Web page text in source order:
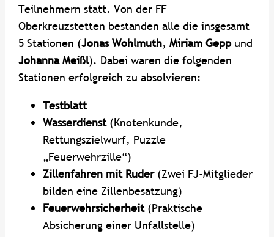
Teilnehmern statt. Von der FF
Oberkreuzstetten bestanden alle die insgesamt
5 Stationen (Jonas Wohlmuth,Miriam Geppund
Johanna Meißl). Dabei waren die folgenden
Stationen erfolgreich zu absolvieren:
Testblatt
Wasserdienst (Knotenkunde,
Rettungszielwurf, Puzzle
„Feuerwehrzille“)
Zillenfahren mit Ruder(Zwei FJ-Mitglieder
bilden eine Zillenbesatzung)
Feuerwehrsicherheit(Praktische
Absicherung einer Unfallstelle)